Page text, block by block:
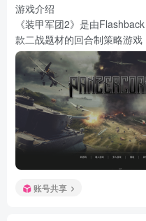
游戏介绍
《装甲军团2》是由
款二战题材的回合制策略游
账号共享